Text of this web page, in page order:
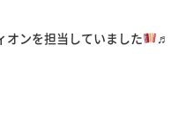
オンを担当していました ♬